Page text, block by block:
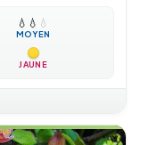
💧 💧 💧
MOYEN
JAUNE